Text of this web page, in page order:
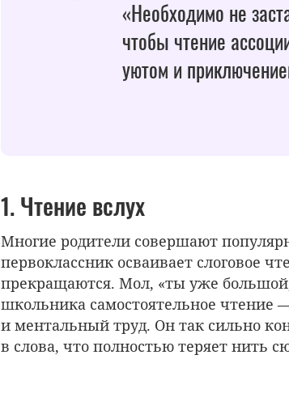
«Необходимо не
чтобы чтение
уютом и
1. Чтение вслух
Многие родители совершают
первоклассник осваивает слоговое
прекращаются. Мол, «ты уже
школьника самостоятельное
и ментальный труд. Он так сильно
в слова, что полностью теряет нить